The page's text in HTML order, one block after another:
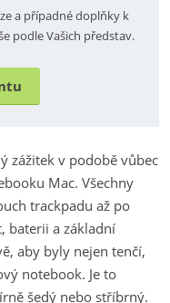
a případné doplňky k
podle Vašich představ.
zážitek v podobě vůbec
Mac. Všechny
trackpadu až po
baterii a základní
aby byly nejen tenčí,
notebook. Je to
šedý nebo stříbrný.